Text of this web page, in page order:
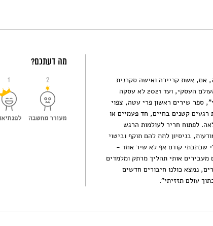
אם, אשת קריירה ואישה סקרנית
באמצע החיים. מגיעה מהעולם העסקי, ועד 2021 לא עסקה
ספר שירים ראשון פרי עטה, צפוי
מלקטת רגעים קטנים בחיים, חד פעמיים או
לפתוח חריר לעולמות הרגש
בניסיון לתת להם תוקף וביטוי
שכתבתי קודם אף לא שיר אחד -
מעבירים אותי תהליך מרתק ומלמדים
נמצא כולנו חיבורים חדשים
עולם תזזיתי".
מה דעתכם?
1 2